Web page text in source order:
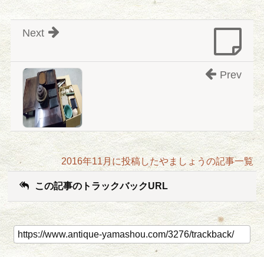
Next
Prev
2016年11月に投稿したやましょうの記事一覧
この記事のトラックバックURL